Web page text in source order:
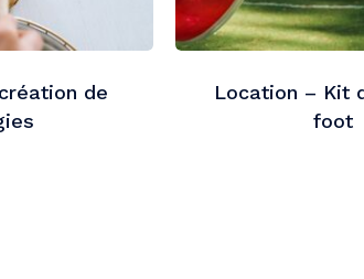
de
Location – Kit
foot